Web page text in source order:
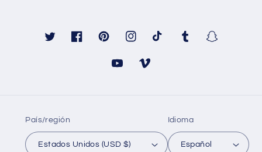
TwitterFacebookPinterestInstagramTikTok TumblrSnapchat
YouTubeVimeo
País/región
Estados Unidos (USD $)
Idioma
Español